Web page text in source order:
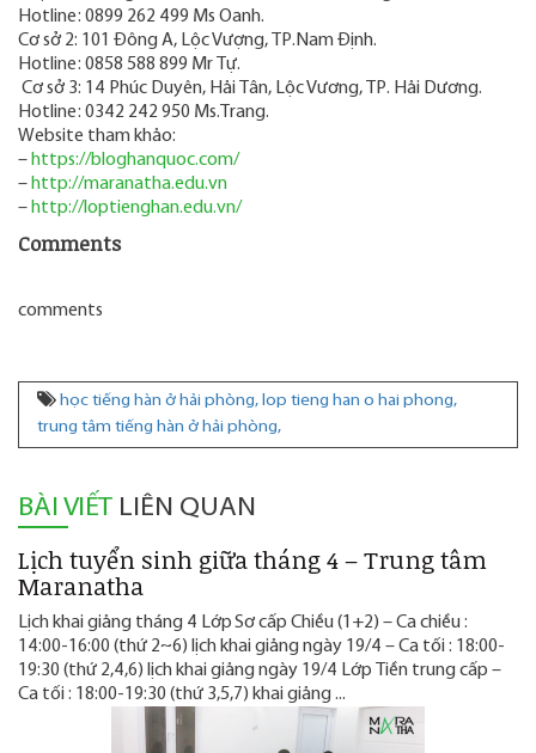
Hotline: 0899 262 499 Ms Oanh.
Cơ sở 2: 101 Đông A, Lộc Vượng, TP.Nam Định.
Hotline: 0858 588 899 Mr Tự.
Cơ sở 3: 14 Phúc Duyên, Hải Tân, Lộc Vương, TP. Hải Dương.
Hotline: 0342 242 950 Ms.Trang.
Website tham khảo:
– https://bloghanquoc.com/
– http://maranatha.edu.vn
– http://loptienghan.edu.vn/
Comments
comments
học tiếng hàn ở hải phòng, lop tieng han o hai phong,
trung tâm tiếng hàn ở hải phòng,
BÀI VIẾT LIÊN QUAN
Lịch tuyển sinh giữa tháng 4 – Trung tâm
Maranatha
Lịch khai giảng tháng 4 Lớp Sơ cấp Chiều (1+2) – Ca chiều :
14:00-16:00 (thứ 2~6) lịch khai giảng ngày 19/4 – Ca tối : 18:00-
19:30 (thứ 2,4,6) lịch khai giảng ngày 19/4 Lớp Tiền trung cấp –
Ca tối : 18:00-19:30 (thứ 3,5,7) khai giảng ...